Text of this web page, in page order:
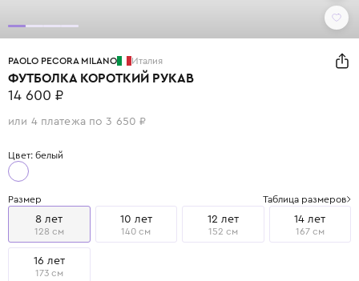
PAOLO PECORA MILANO Италия
ФУТБОЛКА КОРОТКИЙ РУКАВ
14 600 ₽
или 4 платежа по 3 650 ₽
Цвет: белый
Размер Таблица размеров
8 лет
128 см
10 лет
140 см
12 лет
152 см
14 лет
167 см
16 лет
173 см